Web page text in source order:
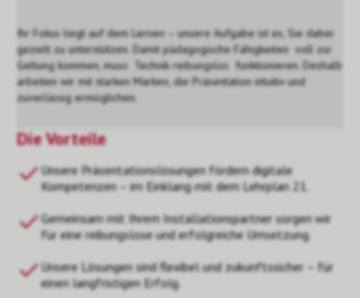
Ihr Fokus liegt auf dem Lernen – unsere Aufgabe ist es, Sie dabei
gezielt zu unterstützen. Damit pädagogische Fähigkeiten voll zur
Geltung kommen, muss Technik reibungslos funktionieren. Deshalb
arbeiten wir mit starken Marken, die Präsentation intuitiv und
zuverlässig ermöglichen.
Die Vorteile
Unsere Präsentationslösungen fördern digitale
Kompetenzen – im Einklang mit dem Lehrplan 21.
Gemeinsam mit Ihrem Installationspartner sorgen wir
für eine reibungslose und erfolgreiche Umsetzung.
Unsere Lösungen sind flexibel und zukunftssicher – für
einen langfristigen Erfolg.